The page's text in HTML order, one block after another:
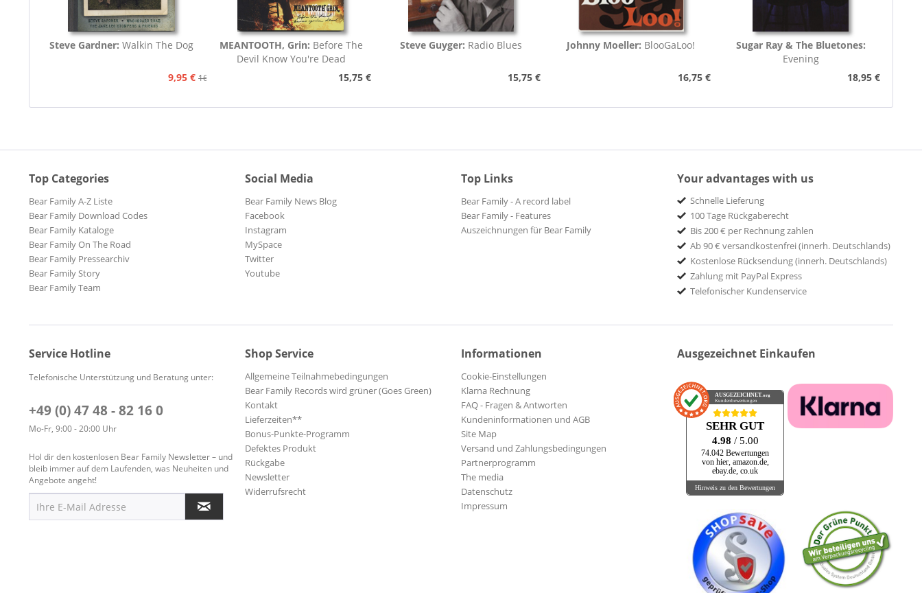
Steve Gardner: Walkin The Dog
9,95 € 16,75 €
MEANTOOTH, Grin: Before The
Devil Know You're Dead
15,75 €
Steve Guyger: Radio Blues
15,75 €
Johnny Moeller: BlooGaLoo!
16,75 €
Sugar Ray & The Bluetones:
Evening
18,95 €
Top Categories
Bear Family A-Z Liste
Bear Family Download Codes
Bear Family Kataloge
Bear Family On The Road
Bear Family Pressearchiv
Bear Family Story
Bear Family Team
Social Media
Bear Family News Blog
Facebook
Instagram
MySpace
Twitter
Youtube
Top Links
Bear Family - A record label
Bear Family - Features
Auszeichnungen für Bear Family
Your advantages with us
Schnelle Lieferung
100 Tage Rückgaberecht
Bis 200 € per Rechnung zahlen
Ab 90 € versandkostenfrei (innerh. Deutschlands)
Kostenlose Rücksendung (innerh. Deutschlands)
Zahlung mit PayPal Express
Telefonischer Kundenservice
Service Hotline
Telefonische Unterstützung und Beratung unter:
+49 (0) 47 48 - 82 16 0
Mo-Fr, 9:00 - 20:00 Uhr
Hol dir den kostenlosen Bear Family Newsletter – und
bleib immer auf dem Laufenden, was Neuheiten und
Angebote angeht!
Shop Service
Allgemeine Teilnahmebedingungen
Bear Family Records wird grüner (Goes Green)
Kontakt
Lieferzeiten**
Bonus-Punkte-Programm
Defektes Produkt
Rückgabe
Newsletter
Widerrufsrecht
Informationen
Cookie-Einstellungen
Klarna Rechnung
FAQ - Fragen & Antworten
Kundeninformationen und AGB
Site Map
Versand und Zahlungsbedingungen
Partnerprogramm
The media
Datenschutz
Impressum
Ausgezeichnet Einkaufen
AUSGEZEICHNET .org
Kundenbewertungen
SEHR GUT
4.98 / 5.00
74.042 Bewertungen
von hier, amazon.de,
ebay.de, co.uk
Hinweis zu den Bewertungen